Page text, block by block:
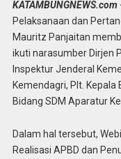
KATAMBUNGNEWS.com
Pelaksanaan dan
Mauritz Panjaitan
ikuti narasumber Dirjen
Inspektur Jenderal
Kemendagri, Plt.
Bidang SDM Aparatur
Dalam hal tersebut,
Realisasi APBD dan